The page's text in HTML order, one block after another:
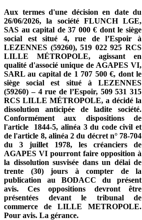
Aux termes d'une décision en date du
26/06/2026, la société FLUNCH LGE,
SAS au capital de 37 000 € dont le siège
social est situé 4, rue de l’Espoir à
LEZENNES (59260), 519 022 925 RCS
LILLE MÉTROPOLE, agissant en
qualité d'associé unique de AGAPES VI,
SARL au capital de 1 707 500 €, dont le
siège social est situé à LEZENNES
(59260) – 4 rue de l’Espoir, 509 531 315
RCS LILLE MÉTROPOLE, a décidé la
dissolution anticipée de ladite société.
Conformément aux dispositions de
l'article 1844-5, alinéa 3 du code civil et
de l'article 8, alinéa 2 du décret n° 78-704
du 3 juillet 1978, les créanciers de
AGAPES VI pourront faire opposition à
la dissolution susvisée dans un délai de
trente (30) jours à compter de la
publication au BODACC du présent
avis. Ces oppositions devront être
présentées devant le tribunal de
commerce de LILLE METROPOLE.
Pour avis. La gérance.